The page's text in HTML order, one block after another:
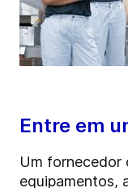
Entre em
Um fornecedor
equipamentos,